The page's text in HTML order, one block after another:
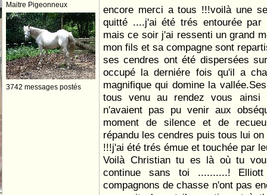
Maitre Pigeonneux
3742 messages postés
encore merci a tous !!!voilà une
quitté ....j'ai été trés entourée
mais ce soir j'ai ressenti un grand
mon fils et sa compagne sont
ses cendres ont été dispersées
occupé la derniére fois qu'il a
magnifique qui domine la
tous venu au rendez vous ainsi
n'avaient pas pu venir aux
moment de silence et de
répandu les cendres puis tous lui
!!!j'ai été trés émue et touchée par
Voilà Christian tu es là où tu
continue sans toi ..........!
compagnons de chasse n'ont pas